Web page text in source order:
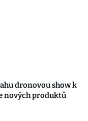
dronovou show k
nových produktů